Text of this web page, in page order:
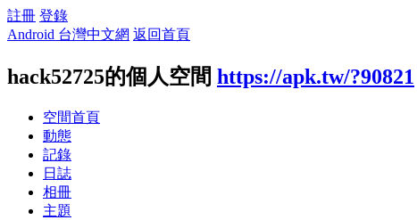
註冊 登錄
Android 台灣中文網 返回首頁
hack52725的個人空間 https://apk.tw/?90821
空間首頁
動態
記錄
日誌
相冊
主題